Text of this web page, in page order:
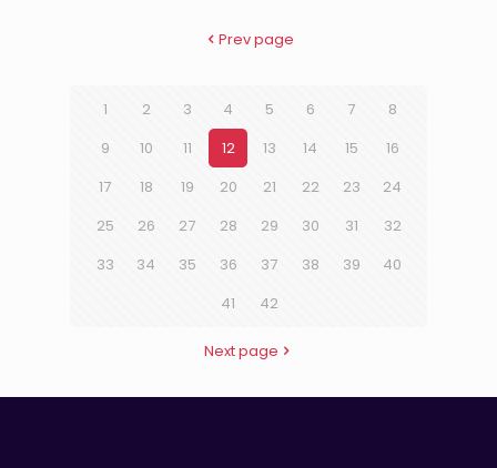
Prev page
1 2 3 4 5 6 7
8
9
10 11 12 13 14 15
16
17
18 19 20 21 22 23
24
25
26 27 28 29 30 31
32
33
34 35 36 37 38 39
40
41
42
Next page